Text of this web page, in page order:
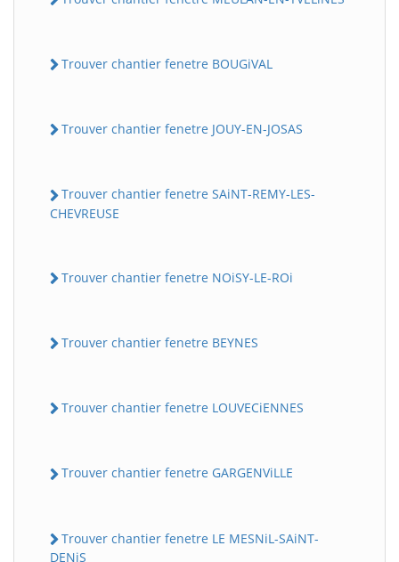
Trouver chantier fenetre BOUGiVAL
Trouver chantier fenetre JOUY-EN-JOSAS
Trouver chantier fenetre SAiNT-REMY-LES-
CHEVREUSE
Trouver chantier fenetre NOiSY-LE-ROi
Trouver chantier fenetre BEYNES
Trouver chantier fenetre LOUVECiENNES
Trouver chantier fenetre GARGENViLLE
Trouver chantier fenetre LE MESNiL-SAiNT-
DENiS